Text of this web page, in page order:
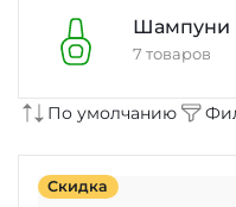
Шампуни
7 товаров
По умолчанию
Скидка